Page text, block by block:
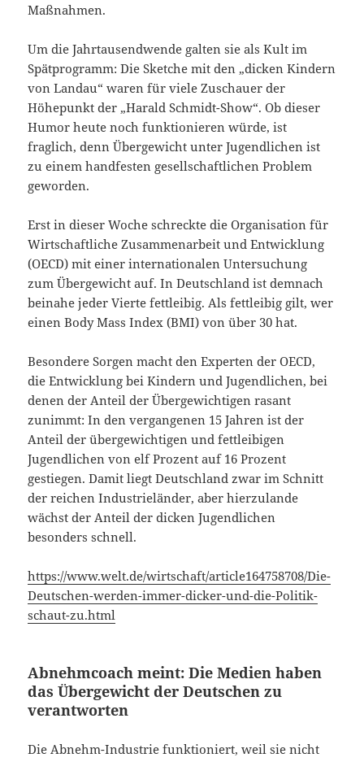
Maßnahmen.
Um die Jahrtausendwende galten sie als Kult im
Spätprogramm: Die Sketche mit den „dicken Kindern
von Landau“ waren für viele Zuschauer der
Höhepunkt der „Harald Schmidt-Show“. Ob dieser
Humor heute noch funktionieren würde, ist
fraglich, denn Übergewicht unter Jugendlichen ist
zu einem handfesten gesellschaftlichen Problem
geworden.
Erst in dieser Woche schreckte die Organisation für
Wirtschaftliche Zusammenarbeit und Entwicklung
(OECD) mit einer internationalen Untersuchung
zum Übergewicht auf. In Deutschland ist demnach
beinahe jeder Vierte fettleibig. Als fettleibig gilt, wer
einen Body Mass Index (BMI) von über 30 hat.
Besondere Sorgen macht den Experten der OECD,
die Entwicklung bei Kindern und Jugendlichen, bei
denen der Anteil der Übergewichtigen rasant
zunimmt: In den vergangenen 15 Jahren ist der
Anteil der übergewichtigen und fettleibigen
Jugendlichen von elf Prozent auf 16 Prozent
gestiegen. Damit liegt Deutschland zwar im Schnitt
der reichen Industrieländer, aber hierzulande
wächst der Anteil der dicken Jugendlichen
besonders schnell.
https://www.welt.de/wirtschaft/article164758708/Die-
Deutschen-werden-immer-dicker-und-die-Politik-
schaut-zu.html
Abnehmcoach meint: Die Medien haben
das Übergewicht der Deutschen zu
verantworten
Die Abnehm-Industrie funktioniert, weil sie nicht